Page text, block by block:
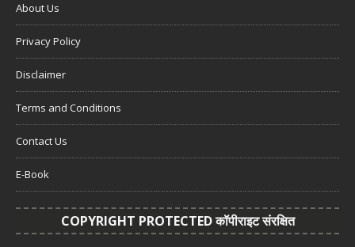
About Us
Privacy Policy
Disclaimer
Terms and Conditions
Contact Us
E-Book
COPYRIGHT PROTECTED कॉपीराइट संरक्षित